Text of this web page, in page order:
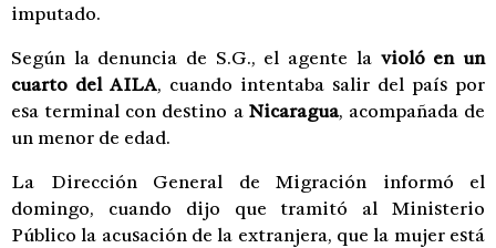
imputado.
Según la denuncia de S.G., el agente la violó en un
cuarto del AILA, cuando intentaba salir del país por
esa terminal con destino a Nicaragua, acompañada de
un menor de edad.
La Dirección General de Migración informó el
domingo, cuando dijo que tramitó al Ministerio
Público la acusación de la extranjera, que la mujer está